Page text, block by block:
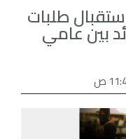
طلبات
بين عامي
ص